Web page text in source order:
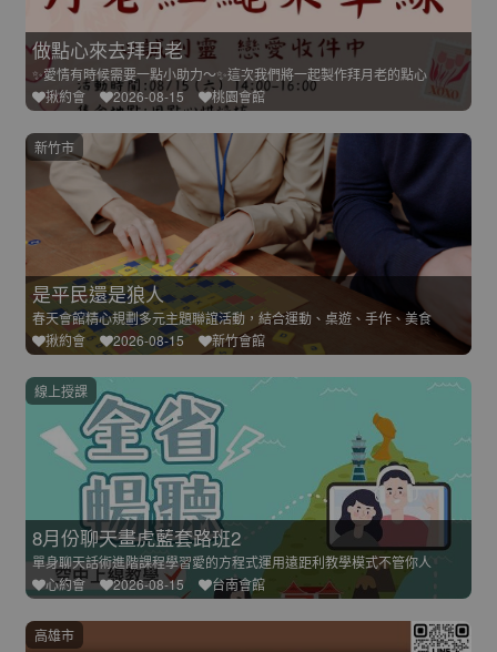
做點心來去拜月老
✨愛情有時候需要一點小助力～✨這次我們將一起製作拜月老的點心
揪約會
2026-08-15 桃園會館
是平民還是狼人
春天會館精心規劃多元主題聯誼活動，結合運動、桌遊、手作、美食
揪約會
2026-08-15 新竹會館
新竹市
8月份聊天畫虎藍套路班2
單身聊天話術進階課程學習愛的方程式運用遠距利教學模式不管你人
心約會
2026-08-15 台南會館
線上授課
高雄市